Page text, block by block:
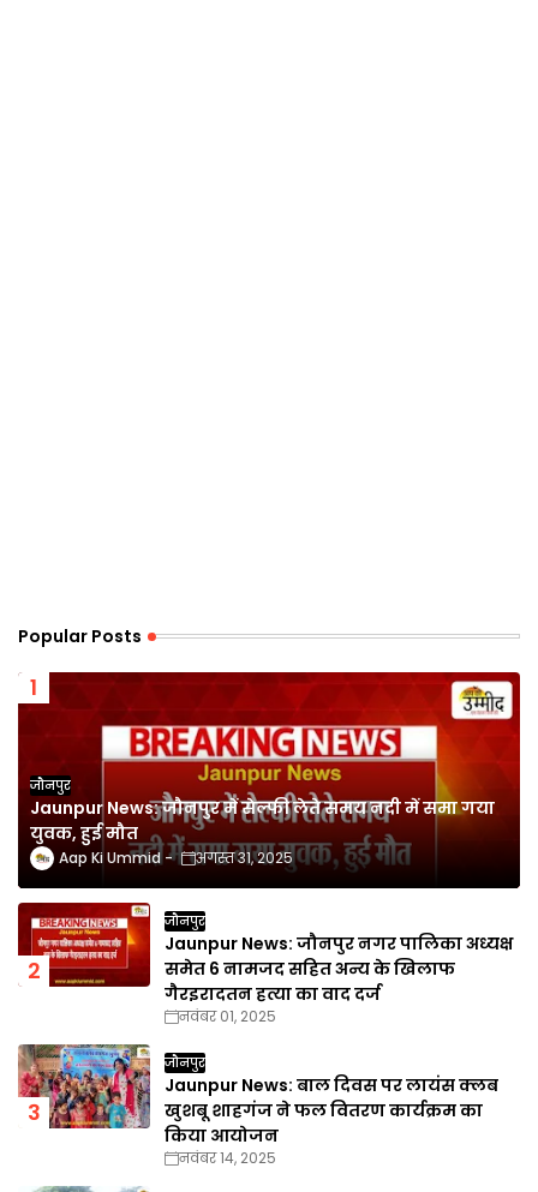
Popular Posts
जौनपुर
Jaunpur News: जौनपुर में सेल्फी लेते समय नदी में समा गया
युवक, हुई मौत
Aap Ki Ummid अगस्त 31, 2025
जौनपुर
Jaunpur News: जौनपुर नगर पालिका अध्यक्ष
समेत 6 नामजद सहित अन्य के खिलाफ
गैरइरादतन हत्या का वाद दर्ज
नवंबर 01, 2025
जौनपुर
Jaunpur News: बाल दिवस पर लायंस क्लब
खुशबू शाहगंज ने फल वितरण कार्यक्रम का
किया आयोजन
नवंबर 14, 2025